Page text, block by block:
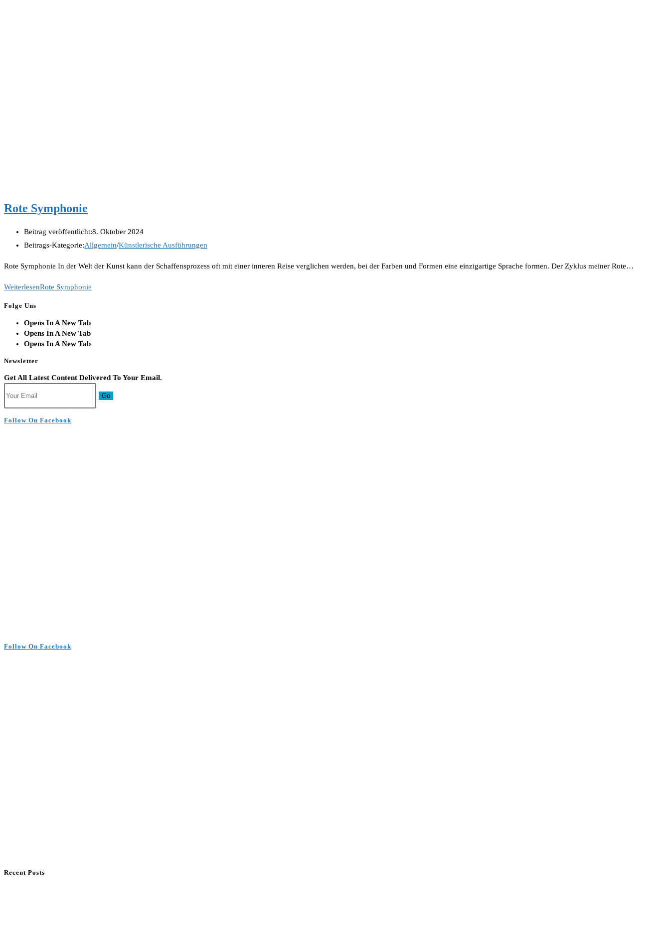
Rote Symphonie
Beitrag veröffentlicht:8. Oktober 2024
Beitrags-Kategorie:Allgemein/Künstlerische Ausführungen
Rote Symphonie In der Welt der Kunst kann der Schaffensprozess oft mit einer inneren Reise verglichen werden, bei der Farben und Formen eine einzigartige Sprache formen. Der Zyklus meiner Rote…
WeiterlesenRote Symphonie
Folge Uns
Opens In A New Tab
Opens In A New Tab
Opens In A New Tab
Newsletter
Get All Latest Content Delivered To Your Email.
Go
Follow On Facebook
Follow On Facebook
Recent Posts